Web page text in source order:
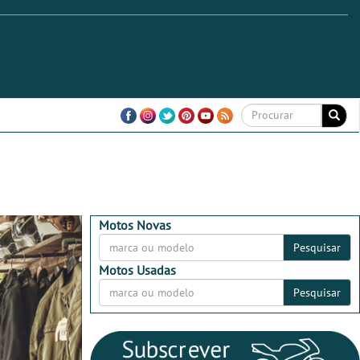
Motos Novas
Pesquisar
Motos Usadas
Pesquisar